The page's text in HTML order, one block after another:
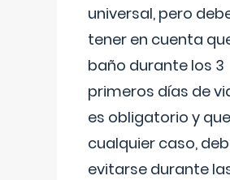
universal, pero
tener en cuenta
baño durante los 3
primeros días de
es obligatorio y
cualquier caso,
evitarse durante